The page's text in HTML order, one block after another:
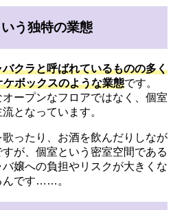
う独特の業態
クラと呼ばれているものの多く
ボックスのような業態です。
ープンなフロアではなく、個室
となっています。
ったり、お酒を飲んだりしなが
が、個室という密室空間である
嬢への負担やリスクが大きくな
んです……。